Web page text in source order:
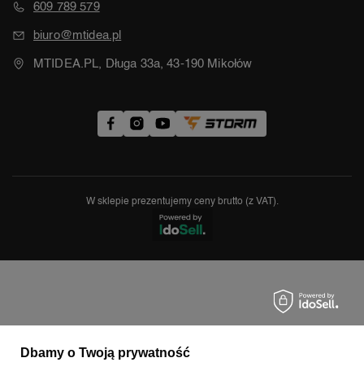
609 789 579
biuro@mtidea.pl
MTIDEA.PL, Długa 33a, 43-190 Mikołów
W sklepie prezentujemy ceny brutto (z VAT).
Dbamy o Twoją prywatność